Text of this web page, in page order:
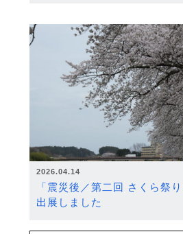
2026.04.14
「震災後／第二回 さくら祭
出展しました